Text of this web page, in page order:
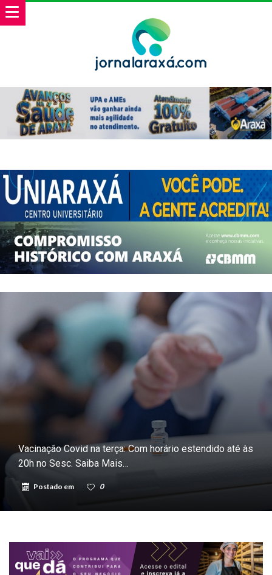
Vacinação Covid na terça: Com horário estendido até às
20h no Sesc. Saiba Mais…
Postado em 0